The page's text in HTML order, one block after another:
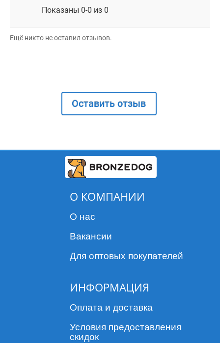
Показаны 0-0 из 0
Ещё никто не оставил отзывов.
Оставить отзыв
О КОМПАНИИ
О нас
Вакансии
Для оптовых покупателей
ИНФОРМАЦИЯ
Оплата и доставка
Условия предоставления
скидок